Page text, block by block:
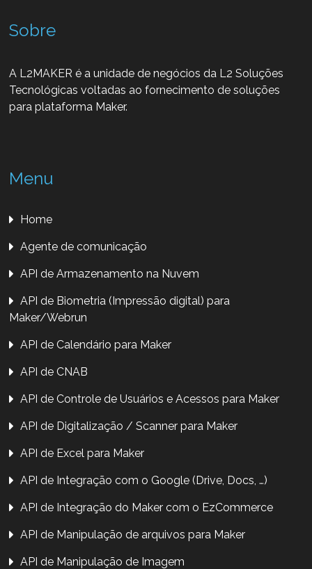
Sobre
A L2MAKER é a unidade de negócios da L2 Soluções
Tecnológicas voltadas ao fornecimento de soluções
para plataforma Maker.
Menu
Home
Agente de comunicação
API de Armazenamento na Nuvem
API de Biometria (Impressão digital) para
Maker/Webrun
API de Calendário para Maker
API de CNAB
API de Controle de Usuários e Acessos para Maker
API de Digitalização / Scanner para Maker
API de Excel para Maker
API de Integração com o Google (Drive, Docs, …)
API de Integração do Maker com o EzCommerce
API de Manipulação de arquivos para Maker
API de Manipulação de Imagem